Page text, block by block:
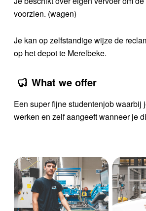
voorzien. (wagen)
Je kan op zelfstandige wijze de
op het depot te Merelbeke.
What we offer
Een super fijne studentenjob waarbij
werken en zelf aangeeft wanneer je